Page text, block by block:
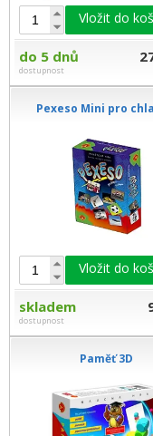
Vložit do
do 5 dnů
dostupnost
Pexeso Mini pro
Vložit do
skladem
dostupnost
Paměť 3D